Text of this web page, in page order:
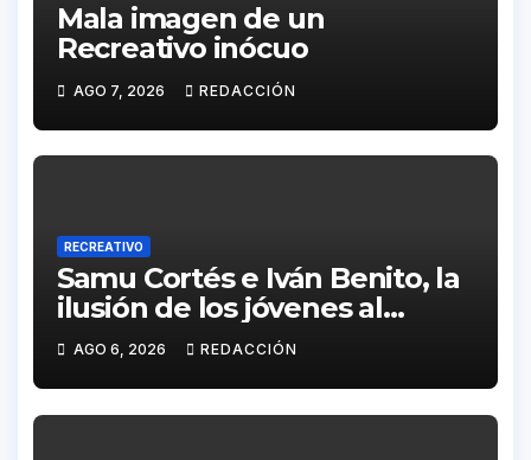
Mala imagen de un
Recreativo inócuo
AGO 7, 2026 REDACCIÓN
RECREATIVO
Samu Cortés e Iván Benito, la
ilusión de los jóvenes al
servicio del Decano
AGO 6, 2026 REDACCIÓN